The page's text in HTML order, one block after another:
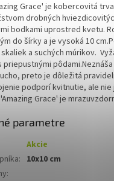
Grace' je kobercovitá
drobných
bodkami uprostred kvetu.
do šírky a je vysoká 10
a suchých múrikov.
preto je dôležitá
podporí kvitnutie, ale
Grace' je
parametre
Akcie
: 10x10 cm
: